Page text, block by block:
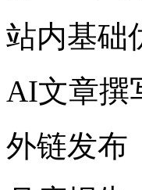
站内基础
AI文章撰
外链发布